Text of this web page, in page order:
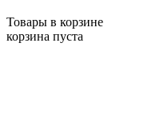
Товары в корзине
корзина пуста